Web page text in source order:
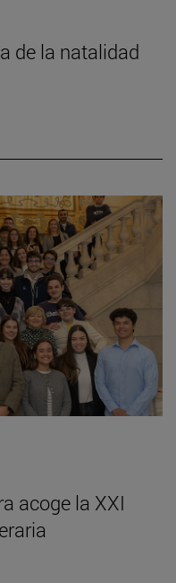
de la natalidad
acoge la XXI